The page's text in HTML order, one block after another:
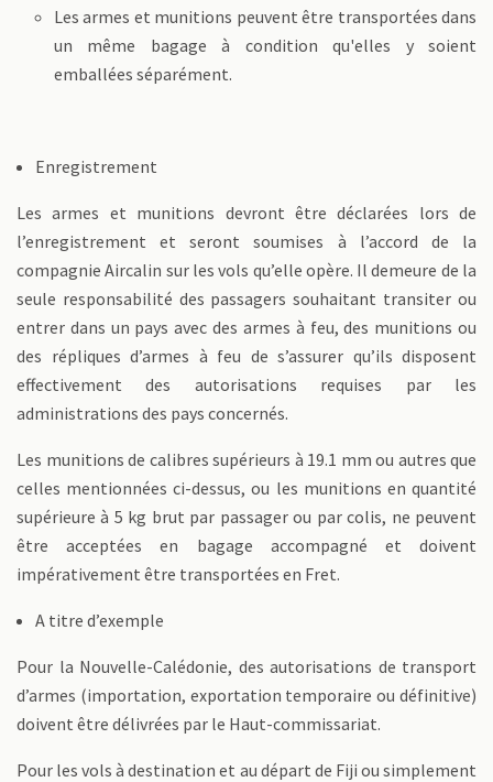
Les armes et munitions peuvent être transportées dans
un même bagage à condition qu'elles y soient
emballées séparément.
Enregistrement
Les armes et munitions devront être déclarées lors de
l’enregistrement et seront soumises à l’accord de la
compagnie Aircalin sur les vols qu’elle opère. Il demeure de la
seule responsabilité des passagers souhaitant transiter ou
entrer dans un pays avec des armes à feu, des munitions ou
des répliques d’armes à feu de s’assurer qu’ils disposent
effectivement des autorisations requises par les
administrations des pays concernés.
Les munitions de calibres supérieurs à 19.1 mm ou autres que
celles mentionnées ci-dessus, ou les munitions en quantité
supérieure à 5 kg brut par passager ou par colis, ne peuvent
être acceptées en bagage accompagné et doivent
impérativement être transportées en Fret.
A titre d’exemple
Pour la Nouvelle-Calédonie, des autorisations de transport
d’armes (importation, exportation temporaire ou définitive)
doivent être délivrées par le Haut-commissariat.
Pour les vols à destination et au départ de Fiji ou simplement